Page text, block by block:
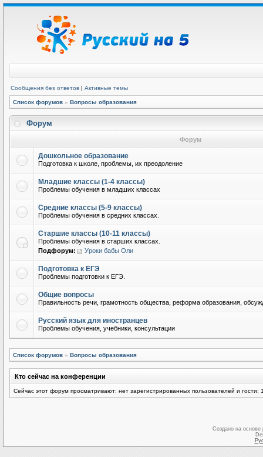
Сообщения без ответов | Активные темы
Список форумов » Вопросы образования
Форум
Форум
Дошкольное образование
Подготовка к школе, проблемы, их преодоление
Младшие классы (1-4 классы)
Проблемы обучения в младших классах
Средние классы (5-9 классы)
Проблемы обучения в средних классах.
Старшие классы (10-11 классы)
Проблемы обучения в старших классах.
Подфорум:
Уроки бабы Оли
Подготовка к ЕГЭ
Проблемы подготовки к ЕГЭ.
Общие вопросы
Правильность речи, грамотность общества, реформа образования,
Русский язык для иностранцев
Проблемы обучения, учебники, консультации
Список форумов » Вопросы образования
Кто сейчас на конференции
Сейчас этот форум просматривают: нет зарегистрированных пользователей и гости:
Создано на основе